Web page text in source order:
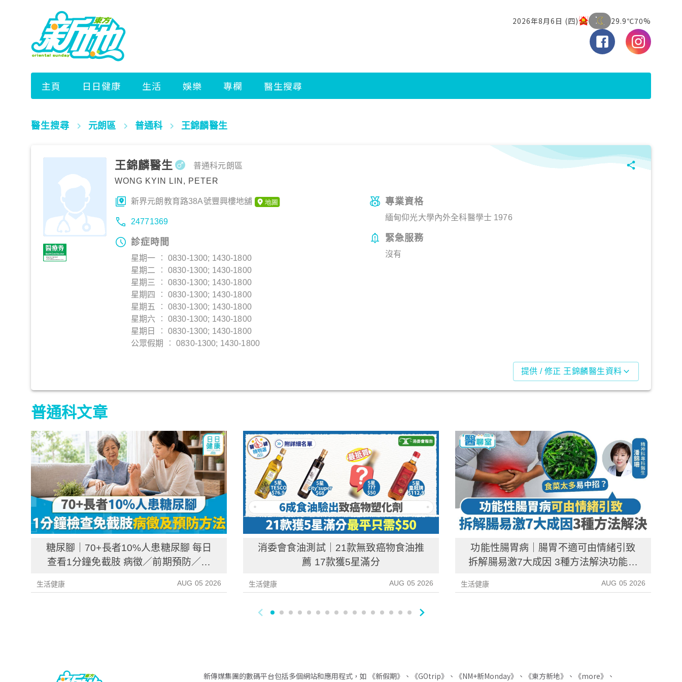
醫生搜尋 元朗區 普通科 王錦麟醫生
王錦麟醫生
WONG KYIN LIN, PETER
普通科元朗區
新界元朗教育路38A號豐興樓地舖
24771369
診症時間
星期一 ︰ 0830-1300; 1430-1800
星期二 ︰ 0830-1300; 1430-1800
星期三 ︰ 0830-1300; 1430-1800
星期四 ︰ 0830-1300; 1430-1800
星期五 ︰ 0830-1300; 1430-1800
星期六 ︰ 0830-1300; 1430-1800
星期日 ︰ 0830-1300; 1430-1800
公眾假期 ︰ 0830-1300; 1430-1800
專業資格
緬甸仰光大學內外全科醫學士 1976
緊急服務
沒有
提供 / 修正 王錦麟醫生資料
普通科文章
糖尿腳｜70+長者10%人患糖尿腳 每日
查看1分鐘免截肢 病徵／前期預防／病
生活健康 AUG 05 2026
消委會食油測試｜21款無致癌物食油推
薦 17款獲5星滿分
生活健康 AUG 05 2026
功能性腸胃病｜腸胃不適可由情緒引致
拆解腸易激7大成因 3種方法解決功能性
生活健康 AUG 05 2026